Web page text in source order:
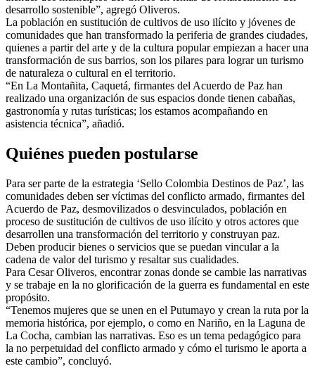
desarrollo sostenible”, agregó Oliveros.
La población en sustitución de cultivos de uso ilícito y jóvenes de
comunidades que han transformado la periferia de grandes ciudades,
quienes a partir del arte y de la cultura popular empiezan a hacer una
transformación de sus barrios, son los pilares para lograr un turismo
de naturaleza o cultural en el territorio.
“En La Montañita, Caquetá, firmantes del Acuerdo de Paz han
realizado una organización de sus espacios donde tienen cabañas,
gastronomía y rutas turísticas; los estamos acompañando en
asistencia técnica”, añadió.
Quiénes pueden postularse
Para ser parte de la estrategia ‘Sello Colombia Destinos de Paz’, las
comunidades deben ser víctimas del conflicto armado, firmantes del
Acuerdo de Paz, desmovilizados o desvinculados, población en
proceso de sustitución de cultivos de uso ilícito y otros actores que
desarrollen una transformación del territorio y construyan paz.
Deben producir bienes o servicios que se puedan vincular a la
cadena de valor del turismo y resaltar sus cualidades.
Para Cesar Oliveros, encontrar zonas donde se cambie las narrativas
y se trabaje en la no glorificación de la guerra es fundamental en este
propósito.
“Tenemos mujeres que se unen en el Putumayo y crean la ruta por la
memoria histórica, por ejemplo, o como en Nariño, en la Laguna de
La Cocha, cambian las narrativas. Eso es un tema pedagógico para
la no perpetuidad del conflicto armado y cómo el turismo le aporta a
este cambio”, concluyó.